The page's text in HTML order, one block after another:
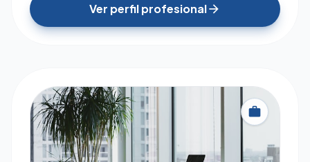
Ver perfil profesionalarrow_forward
work